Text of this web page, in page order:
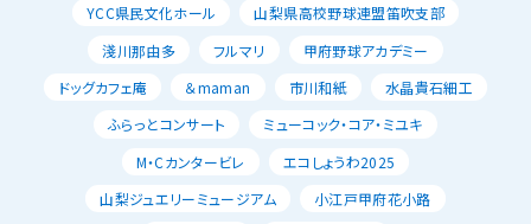
YCC県民文化ホール
山梨県高校野球連盟笛吹支部
淺川那由多
フルマリ
甲府野球アカデミー
ドッグカフェ庵
＆maman 市川和紙
水晶貴石細工
ふらっとコンサート
ミューコック・コア・ミユキ
M・Cカンタービレ
エコしょうわ2025
山梨ジュエリーミュージアム
小江戸甲府花小路